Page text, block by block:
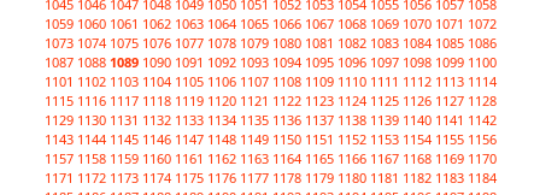
1045 1046 1047 1048 1049 1050 1051 1052 1053 1054 1055 1056 1057 1058
1059 1060 1061 1062 1063 1064 1065 1066 1067 1068 1069 1070 1071 1072
1073 1074 1075 1076 1077 1078 1079 1080 1081 1082 1083 1084 1085 1086
1087 1088 1089 1090 1091 1092 1093 1094 1095 1096 1097 1098 1099 1100
1101 1102 1103 1104 1105 1106 1107 1108 1109 1110 1111 1112 1113 1114
1115 1116 1117 1118 1119 1120 1121 1122 1123 1124 1125 1126 1127 1128
1129 1130 1131 1132 1133 1134 1135 1136 1137 1138 1139 1140 1141 1142
1143 1144 1145 1146 1147 1148 1149 1150 1151 1152 1153 1154 1155 1156
1157 1158 1159 1160 1161 1162 1163 1164 1165 1166 1167 1168 1169 1170
1171 1172 1173 1174 1175 1176 1177 1178 1179 1180 1181 1182 1183 1184